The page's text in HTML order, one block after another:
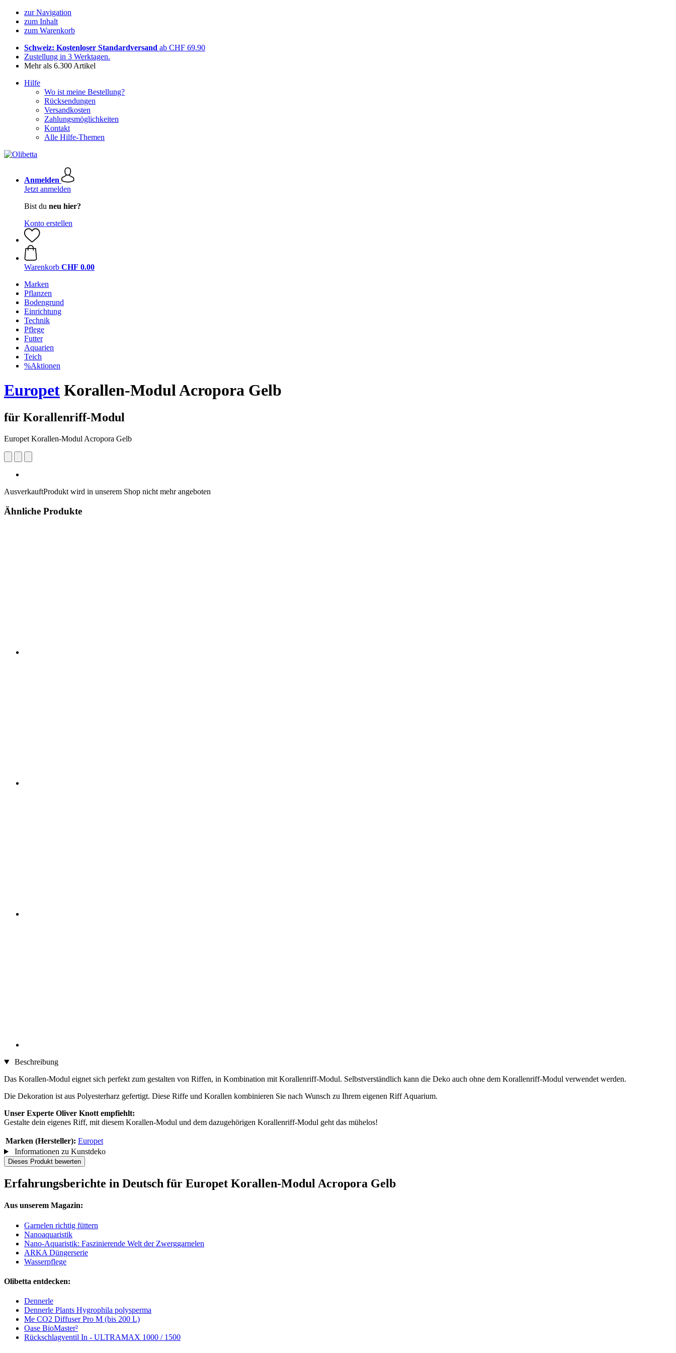
zur Navigation
zum Inhalt
zum Warenkorb
Schweiz: Kostenloser Standardversand ab CHF 69.90
Zustellung in 3 Werktagen.
Mehr als 6.300 Artikel
Hilfe
Wo ist meine Bestellung?
Rücksendungen
Versandkosten
Zahlungsmöglichkeiten
Kontakt
Alle Hilfe-Themen
Anmelden
Jetzt anmelden
Bist du neu hier?
Konto erstellen
Warenkorb CHF 0.00
Marken
Pflanzen
Bodengrund
Einrichtung
Technik
Pflege
Futter
Aquarien
Teich
%Aktionen
Europet Korallen-Modul Acropora Gelb
für Korallenriff-Modul
Europet Korallen-Modul Acropora Gelb
AusverkauftProdukt wird in unserem Shop nicht mehr angeboten
Ähnliche Produkte
Beschreibung
Das Korallen-Modul eignet sich perfekt zum gestalten von Riffen, in Kombination mit Korallenriff-Modul. Selbstverständlich kann die Deko auch ohne dem Korallenriff-Modul verwendet werden.
Die Dekoration ist aus Polyesterharz gefertigt. Diese Riffe und Korallen kombinieren Sie nach Wunsch zu Ihrem eigenen Riff Aquarium.
Unser Experte Oliver Knott empfiehlt:
Gestalte dein eigenes Riff, mit diesem Korallen-Modul und dem dazugehörigen Korallenriff-Modul geht das mühelos!
Marken (Hersteller): Europet
Informationen zu Kunstdeko
Dieses Produkt bewerten
Erfahrungsberichte in Deutsch für Europet Korallen-Modul Acropora Gelb
Aus unserem Magazin:
Garnelen richtig füttern
Nanoaquaristik
Nano-Aquaristik: Faszinierende Welt der Zwerggarnelen
ARKA Düngerserie
Wasserpflege
Olibetta entdecken:
Dennerle
Dennerle Plants Hygrophila polysperma
Me CO2 Diffuser Pro M (bis 200 L)
Oase BioMaster²
Rückschlagventil In - ULTRAMAX 1000 / 1500